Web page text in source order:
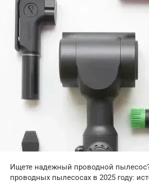
Ищете надежный проводной
проводных пылесосах в 2025 году: